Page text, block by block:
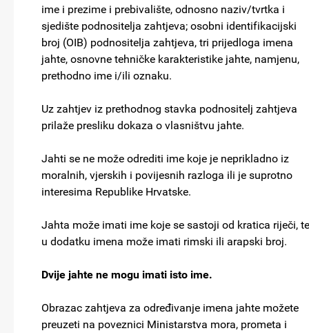
ime i prezime i prebivalište, odnosno naziv/tvrtka i
sjedište podnositelja zahtjeva; osobni identifikacijski
broj (OIB) podnositelja zahtjeva, tri prijedloga imena
jahte, osnovne tehničke karakteristike jahte, namjenu,
prethodno ime i/ili oznaku.
Uz zahtjev iz prethodnog stavka podnositelj zahtjeva
prilaže presliku dokaza o vlasništvu jahte.
Jahti se ne može odrediti ime koje je neprikladno iz
moralnih, vjerskih i povijesnih razloga ili je suprotno
interesima Republike Hrvatske.
Jahta može imati ime koje se sastoji od kratica riječi, te
u dodatku imena može imati rimski ili arapski broj.
Dvije jahte ne mogu imati isto ime.
Obrazac zahtjeva za određivanje imena jahte možete
preuzeti na poveznici Ministarstva mora, prometa i